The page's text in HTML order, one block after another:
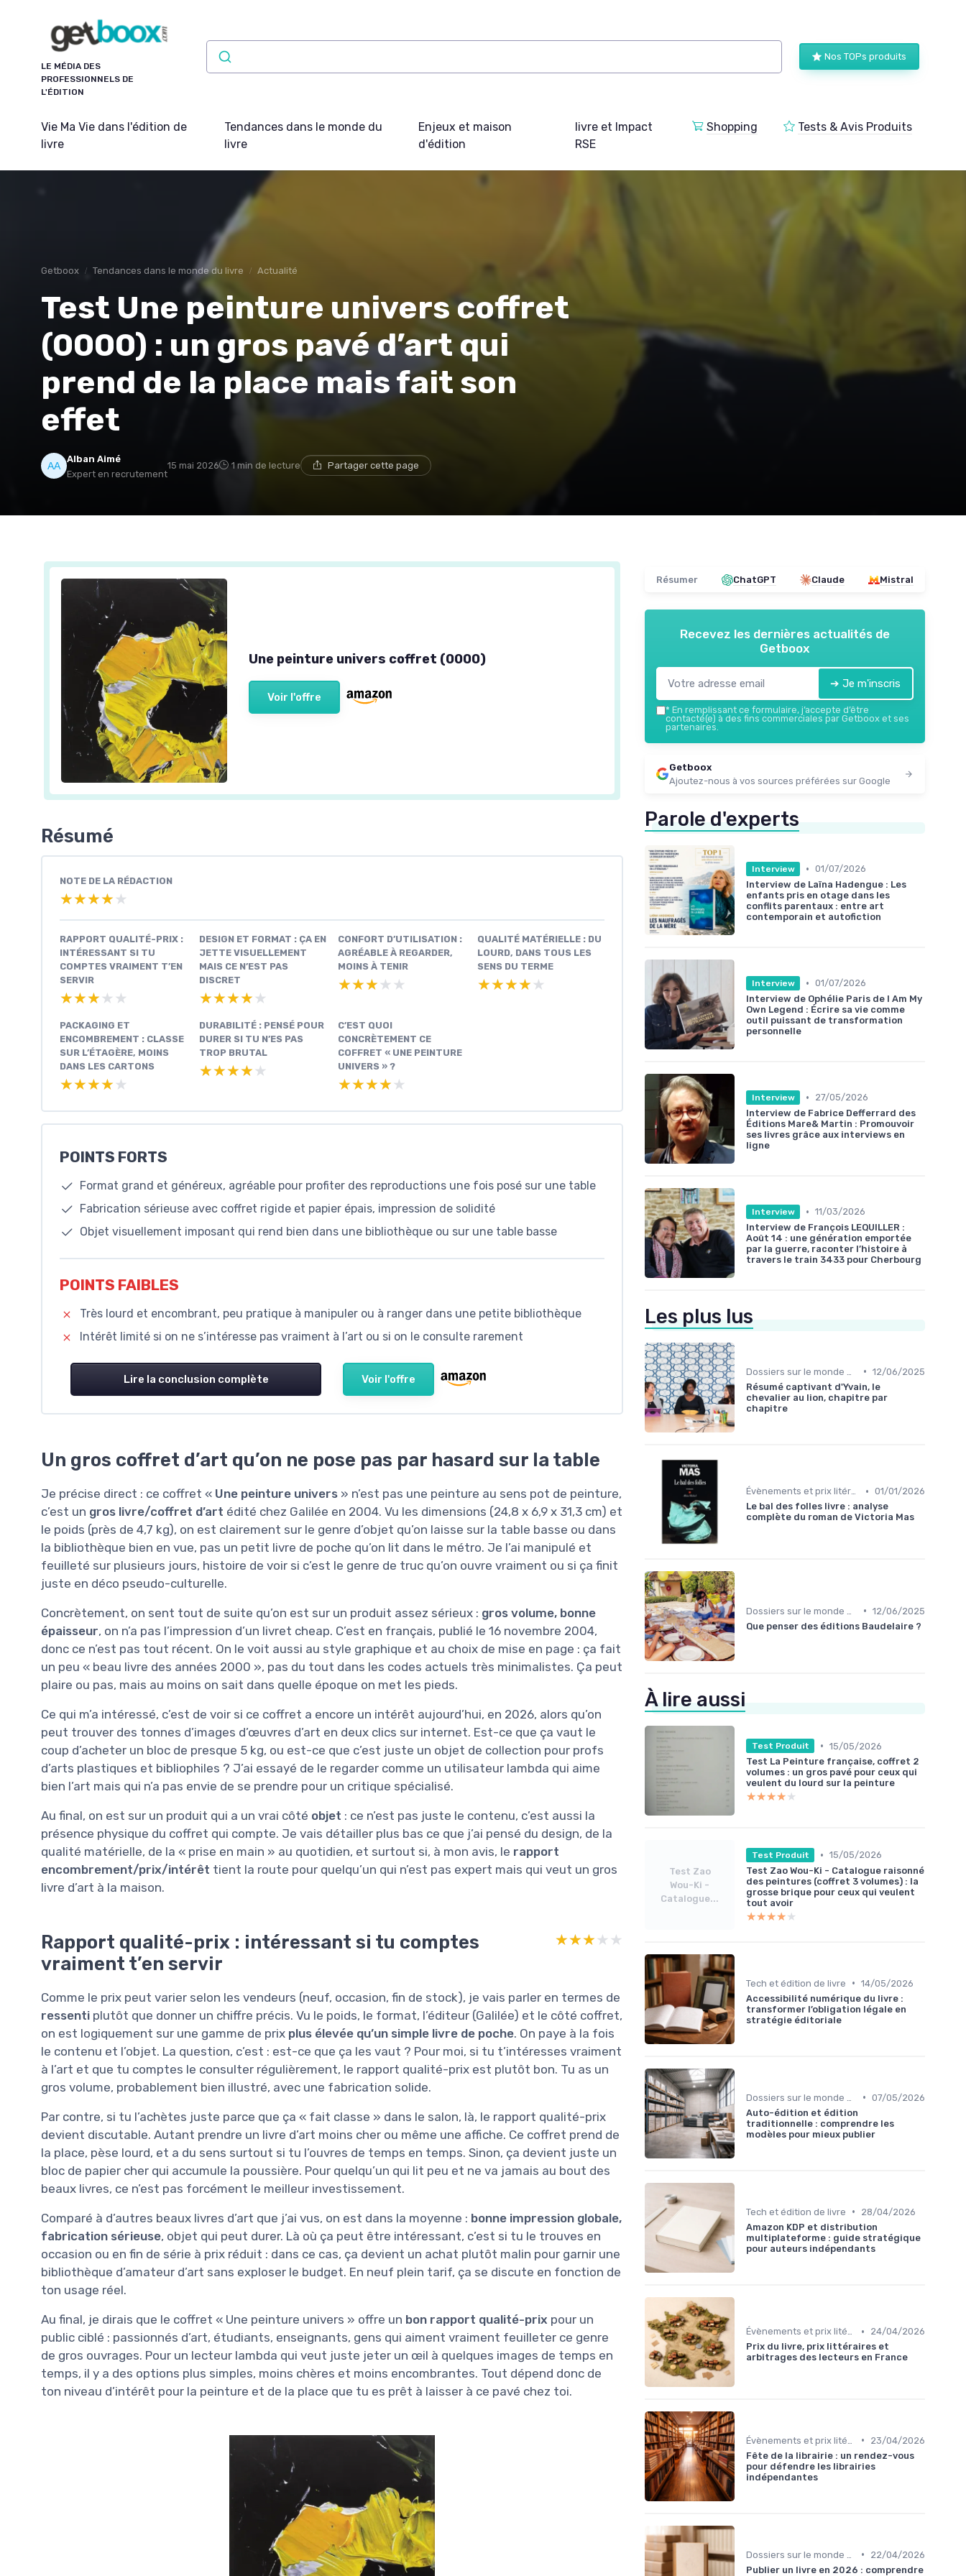
LE MÉDIA DES
PROFESSIONNELS DE
L'ÉDITION
Nos TOPs produits
Vie Ma Vie dans l'édition de
livre
Tendances dans le monde du
livre
Enjeux et maison
d'édition
livre et Impact
RSE
Shopping Tests & Avis Produits
Getboox Tendances dans le monde du livre Actualité
Test Une peinture univers coffret
(0000) : un gros pavé d’art qui
prend de la place mais fait son
effet
Alban Aimé
Expert en recrutement
15 mai 2026 1 min de lecture Partager cette page
Une peinture univers coffret (0000)
Voir l'offre
Résumé
NOTE DE LA RÉDACTION
★★★★★
★★★★★
RAPPORT QUALITÉ-PRIX :
INTÉRESSANT SI TU
COMPTES VRAIMENT T’EN
SERVIR
★★★★★
★★★★★
DESIGN ET FORMAT : ÇA EN
JETTE VISUELLEMENT
MAIS CE N’EST PAS
DISCRET
★★★★★
★★★★★
CONFORT D’UTILISATION :
AGRÉABLE À REGARDER,
MOINS À TENIR
★★★★★
★★★★★
QUALITÉ MATÉRIELLE : DU
LOURD, DANS TOUS LES
SENS DU TERME
★★★★★
★★★★★
PACKAGING ET
ENCOMBREMENT : CLASSE
SUR L’ÉTAGÈRE, MOINS
DANS LES CARTONS
★★★★★
★★★★★
DURABILITÉ : PENSÉ POUR
DURER SI TU N’ES PAS
TROP BRUTAL
★★★★★
★★★★★
C’EST QUOI
CONCRÈTEMENT CE
COFFRET « UNE PEINTURE
UNIVERS » ?
★★★★★
★★★★★
POINTS FORTS
Format grand et généreux, agréable pour profiter des reproductions une fois posé sur une table
Fabrication sérieuse avec coffret rigide et papier épais, impression de solidité
Objet visuellement imposant qui rend bien dans une bibliothèque ou sur une table basse
POINTS FAIBLES
Très lourd et encombrant, peu pratique à manipuler ou à ranger dans une petite bibliothèque
Intérêt limité si on ne s’intéresse pas vraiment à l’art ou si on le consulte rarement
Lire la conclusion complète Voir l'offre
Un gros coffret d’art qu’on ne pose pas par hasard sur la table
Je précise direct : ce coffret « Une peinture univers » n’est pas une peinture au sens pot de peinture,
c’est un gros livre/coffret d’art édité chez Galilée en 2004. Vu les dimensions (24,8 x 6,9 x 31,3 cm) et
le poids (près de 4,7 kg), on est clairement sur le genre d’objet qu’on laisse sur la table basse ou dans
la bibliothèque bien en vue, pas un petit livre de poche qu’on lit dans le métro. Je l’ai manipulé et
feuilleté sur plusieurs jours, histoire de voir si c’est le genre de truc qu’on ouvre vraiment ou si ça finit
juste en déco pseudo-culturelle.
Concrètement, on sent tout de suite qu’on est sur un produit assez sérieux : gros volume, bonne
épaisseur, on n’a pas l’impression d’un livret cheap. C’est en français, publié le 16 novembre 2004,
donc ce n’est pas tout récent. On le voit aussi au style graphique et au choix de mise en page : ça fait
un peu « beau livre des années 2000 », pas du tout dans les codes actuels très minimalistes. Ça peut
plaire ou pas, mais au moins on sait dans quelle époque on met les pieds.
Ce qui m’a intéressé, c’est de voir si ce coffret a encore un intérêt aujourd’hui, en 2026, alors qu’on
peut trouver des tonnes d’images d’œuvres d’art en deux clics sur internet. Est-ce que ça vaut le
coup d’acheter un bloc de presque 5 kg, ou est-ce que c’est juste un objet de collection pour profs
d’arts plastiques et bibliophiles ? J’ai essayé de le regarder comme un utilisateur lambda qui aime
bien l’art mais qui n’a pas envie de se prendre pour un critique spécialisé.
Au final, on est sur un produit qui a un vrai côté objet : ce n’est pas juste le contenu, c’est aussi la
présence physique du coffret qui compte. Je vais détailler plus bas ce que j’ai pensé du design, de la
qualité matérielle, de la « prise en main » au quotidien, et surtout si, à mon avis, le rapport
encombrement/prix/intérêt tient la route pour quelqu’un qui n’est pas expert mais qui veut un gros
livre d’art à la maison.
Rapport qualité-prix : intéressant si tu comptes
vraiment t’en servir
★★★★★
★★★★★
Comme le prix peut varier selon les vendeurs (neuf, occasion, fin de stock), je vais parler en termes de
ressenti plutôt que donner un chiffre précis. Vu le poids, le format, l’éditeur (Galilée) et le côté coffret,
on est logiquement sur une gamme de prix plus élevée qu’un simple livre de poche. On paye à la fois
le contenu et l’objet. La question, c’est : est-ce que ça les vaut ? Pour moi, si tu t’intéresses vraiment
à l’art et que tu comptes le consulter régulièrement, le rapport qualité-prix est plutôt bon. Tu as un
gros volume, probablement bien illustré, avec une fabrication solide.
Par contre, si tu l’achètes juste parce que ça « fait classe » dans le salon, là, le rapport qualité-prix
devient discutable. Autant prendre un livre d’art moins cher ou même une affiche. Ce coffret prend de
la place, pèse lourd, et a du sens surtout si tu l’ouvres de temps en temps. Sinon, ça devient juste un
bloc de papier cher qui accumule la poussière. Pour quelqu’un qui lit peu et ne va jamais au bout des
beaux livres, ce n’est pas forcément le meilleur investissement.
Comparé à d’autres beaux livres d’art que j’ai vus, on est dans la moyenne : bonne impression globale,
fabrication sérieuse, objet qui peut durer. Là où ça peut être intéressant, c’est si tu le trouves en
occasion ou en fin de série à prix réduit : dans ce cas, ça devient un achat plutôt malin pour garnir une
bibliothèque d’amateur d’art sans exploser le budget. En neuf plein tarif, ça se discute en fonction de
ton usage réel.
Au final, je dirais que le coffret « Une peinture univers » offre un bon rapport qualité-prix pour un
public ciblé : passionnés d’art, étudiants, enseignants, gens qui aiment vraiment feuilleter ce genre
de gros ouvrages. Pour un lecteur lambda qui veut juste jeter un œil à quelques images de temps en
temps, il y a des options plus simples, moins chères et moins encombrantes. Tout dépend donc de
ton niveau d’intérêt pour la peinture et de la place que tu es prêt à laisser à ce pavé chez toi.
Résumer ChatGPT Claude Mistral
Recevez les dernières actualités de
Getboox
➔ Je m'inscris
* En remplissant ce formulaire, j’accepte d’être
contacté(e) à des fins commerciales par Getboox et ses
partenaires.
Getboox
Ajoutez-nous à vos sources préférées sur Google
Parole d'experts
Interview • 01/07/2026
Interview de Laïna Hadengue : Les
enfants pris en otage dans les
conflits parentaux : entre art
contemporain et autofiction
Interview • 01/07/2026
Interview de Ophélie Paris de I Am My
Own Legend : Écrire sa vie comme
outil puissant de transformation
personnelle
Interview •
27/05/2026
Interview de Fabrice Defferrard des
Éditions Mare& Martin : Promouvoir
ses livres grâce aux interviews en
ligne
Interview • 11/03/2026
Interview de François LEQUILLER :
Août 14 : une génération emportée
par la guerre, raconter l’histoire à
travers le train 3433 pour Cherbourg
Les plus lus
• 12/06/2025
Résumé captivant d'Yvain, le
chevalier au lion, chapitre par
chapitre
Évènements et prix litéraires • 01/01/2026
Le bal des folles livre : analyse
complète du roman de Victoria Mas
• 12/06/2025
Que penser des éditions Baudelaire ?
À lire aussi
Test Produit • 15/05/2026
Test La Peinture française, coffret 2
volumes : un gros pavé pour ceux qui
veulent du lourd sur la peinture
★★★★★
★★★★★
Test Zao
Wou-Ki -
Catalogue...
Test Produit • 15/05/2026
Test Zao Wou-Ki - Catalogue raisonné
des peintures (coffret 3 volumes) : la
grosse brique pour ceux qui veulent
tout avoir
★★★★★
★★★★★
Tech et édition de livre • 14/05/2026
Accessibilité numérique du livre :
transformer l’obligation légale en
stratégie éditoriale
• 07/05/2026
Auto-édition et édition
traditionnelle : comprendre les
modèles pour mieux publier
Tech et édition de livre •
28/04/2026
Amazon KDP et distribution
multiplateforme : guide stratégique
pour auteurs indépendants
Évènements et prix litéraires •
24/04/2026
Prix du livre, prix littéraires et
arbitrages des lecteurs en France
•
23/04/2026
Fête de la librairie : un rendez-vous
pour défendre les librairies
indépendantes
•
22/04/2026
Publier un livre en 2026 : comprendre